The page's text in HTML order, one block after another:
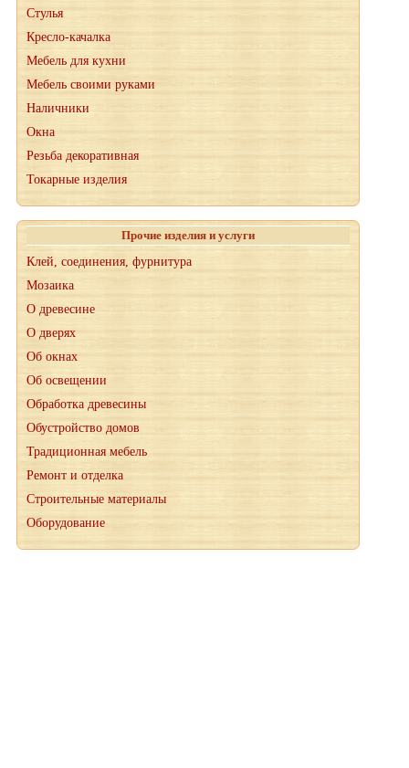
Стулья
Кресло-качалка
Мебель для кухни
Мебель своими руками
Наличники
Окна
Резьба декоративная
Токарные изделия
Прочие изделия и услуги
Клей, соединения, фурнитура
Мозаика
О древесине
О дверях
Об окнах
Об освещении
Обработка древесины
Обустройство домов
Традиционная мебель
Ремонт и отделка
Строительные материалы
Оборудование